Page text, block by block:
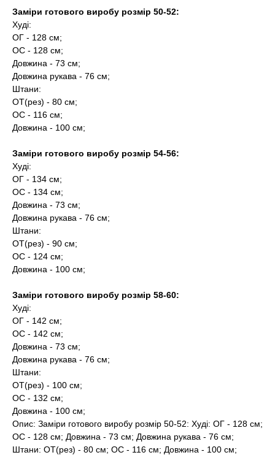
Заміри готового виробу розмір 50-52:
Худі:
ОГ - 128 см;
ОС - 128 см;
Довжина - 73 см;
Довжина рукава - 76 см;
Штани:
ОТ(рез) - 80 см;
ОС - 116 см;
Довжина - 100 см;
Заміри готового виробу розмір 54-56:
Худі:
ОГ - 134 см;
ОС - 134 см;
Довжина - 73 см;
Довжина рукава - 76 см;
Штани:
ОТ(рез) - 90 см;
ОС - 124 см;
Довжина - 100 см;
Заміри готового виробу розмір 58-60:
Худі:
ОГ - 142 см;
ОС - 142 см;
Довжина - 73 см;
Довжина рукава - 76 см;
Штани:
ОТ(рез) - 100 см;
ОС - 132 см;
Довжина - 100 см;
Опис: Заміри готового виробу розмір 50-52: Худі: ОГ - 128 см;
ОС - 128 см; Довжина - 73 см; Довжина рукава - 76 см;
Штани: ОТ(рез) - 80 см; ОС - 116 см; Довжина - 100 см;